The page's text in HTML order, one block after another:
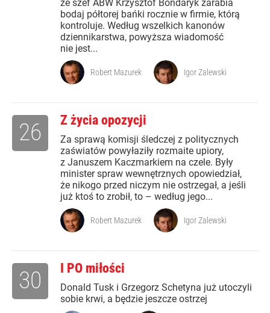
że szef ABW Krzysztof Bondaryk zarabia
bodaj półtorej bańki rocznie w firmie, którą
kontroluje. Według wszelkich kanonów
dziennikarstwa, powyższa wiadomość
nie jest...
Robert Mazurek Igor Zalewski
Z życia opozycji
Za sprawą komisji śledczej z politycznych
zaświatów powyłaziły rozmaite upiory,
z Januszem Kaczmarkiem na czele. Były
minister spraw wewnętrznych opowiedział,
że nikogo przed niczym nie ostrzegał, a jeśli
już ktoś to zrobił, to – według jego...
26
Robert Mazurek Igor Zalewski
I PO miłości
Donald Tusk i Grzegorz Schetyna już utoczyli
sobie krwi, a będzie jeszcze ostrzej
30